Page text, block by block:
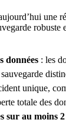
une
robuste
données : les
unique,
totale des
sur au moins